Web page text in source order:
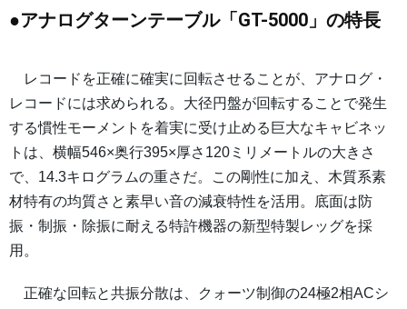
●アナログターンテーブル「GT-5000」の特長
レコードを正確に確実に回転させることが、アナログ・
レコードには求められる。大径円盤が回転することで発生
する慣性モーメントを着実に受け止める巨大なキャビネッ
トは、横幅546×奥行395×厚さ120ミリメートルの大きさ
で、14.3キログラムの重さだ。この剛性に加え、木質系素
材特有の均質さと素早い音の減衰特性を活用。底面は防
振・制振・除振に耐える特許機器の新型特製レッグを採
用。
正確な回転と共振分散は、クォーツ制御の24極2相ACシ